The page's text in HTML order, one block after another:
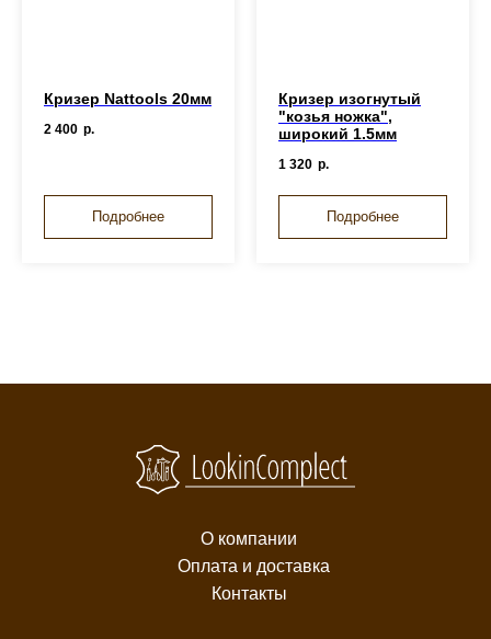
Кризер Nattools 20мм
2 400 р.
Подробнее
Кризер изогнутый
"козья ножка",
широкий 1.5мм
1 320 р.
Подробнее
О компании
Оплата и доставка
Контакты